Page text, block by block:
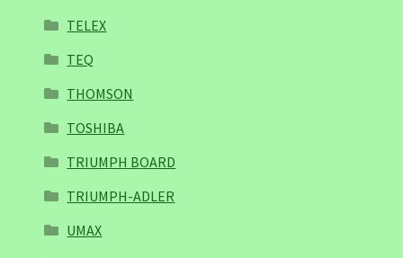
TELEX
TEQ
THOMSON
TOSHIBA
TRIUMPH BOARD
TRIUMPH-ADLER
UMAX